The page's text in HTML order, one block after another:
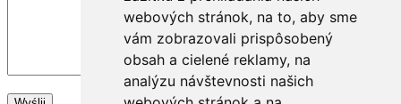
webových stránok, na to, aby sme
vám zobrazovali prispôsobený
obsah a cielené reklamy, na
analýzu návštevnosti našich